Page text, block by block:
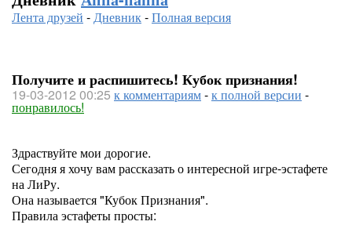
Лента друзей -Дневник-Полная версия
Получите и распишитесь! Кубок признания!
19-03-2012 00:25 к комментариям-к полной версии -
понравилось!
Здраствуйте мои дорогие.
Сегодня я хочу вам рассказать о интересной игре-эстафете
на ЛиРу.
Она называется "Кубок Признания".
Правила эстафеты просты: